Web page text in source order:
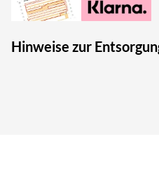
Hinweise zur